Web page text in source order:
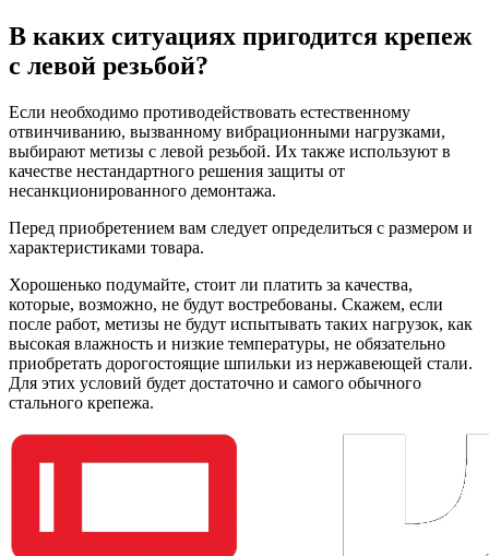
В каких ситуациях пригодится крепеж
с левой резьбой?
Если необходимо противодействовать естественному
отвинчиванию, вызванному вибрационными нагрузками,
выбирают метизы с левой резьбой. Их также используют в
качестве нестандартного решения защиты от
несанкционированного демонтажа.
Перед приобретением вам следует определиться с размером и
характеристиками товара.
Хорошенько подумайте, стоит ли платить за качества,
которые, возможно, не будут востребованы. Скажем, если
после работ, метизы не будут испытывать таких нагрузок, как
высокая влажность и низкие температуры, не обязательно
приобретать дорогостоящие шпильки из нержавеющей стали.
Для этих условий будет достаточно и самого обычного
стального крепежа.